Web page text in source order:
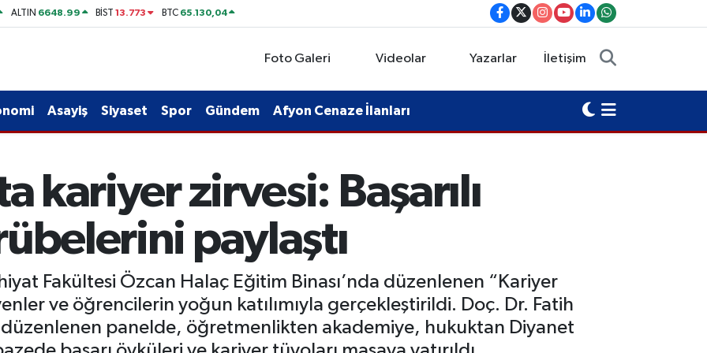
ALTIN 6648.99 BİST13.773 BTC 65.130,04
Foto Galeri Videolar Yazarlar İletişim
Asayiş Siyaset Spor Gündem Afyon Cenaze İlanları
kariyer zirvesi: Başarılı
paylaştı
Fakültesi Özcan Halaç Eğitim Binası’nda düzenlenen “Kariyer
ve öğrencilerin yoğun katılımıyla gerçekleştirildi. Doç. Dr. Fatih
panelde, öğretmenlikten akademiye, hukuktan Diyanet